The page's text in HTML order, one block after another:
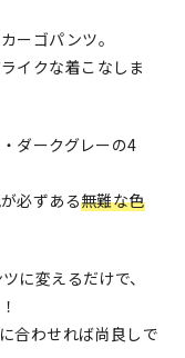
ーゴパンツ。
イクな着こなしま
ダークグレーの4
必ずある無難な色
に変えるだけで、
合わせれば尚良しで